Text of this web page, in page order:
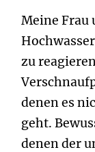
Meine Frau
zu
denen es
geht.
denen der